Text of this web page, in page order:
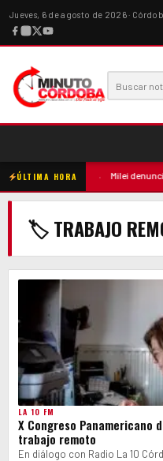
Jueves, 6 de agosto de 2026 ·
ÚLTIMA HORA
contra la madre Milei
🏷 TRABAJO
LA 10 FM
X Congreso Panamericano
trabajo remoto
En diálogo con Radio La 10